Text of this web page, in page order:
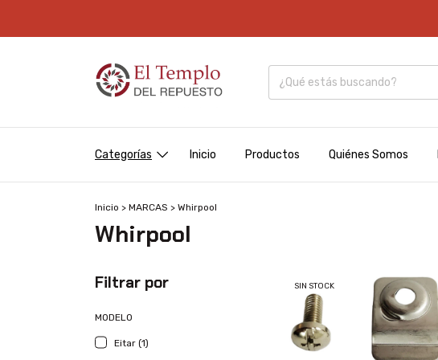
Categorías Inicio Productos Quiénes Somos
Inicio > MARCAS > Whirpool
Whirpool
Filtrar por
MODELO
Eitar (1)
SIN STOCK